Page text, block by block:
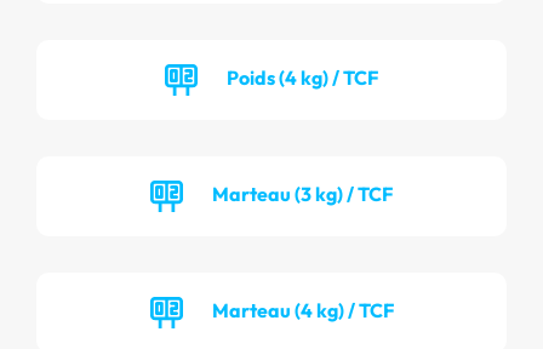
Poids (4 kg) / TCF
Marteau (3 kg) / TCF
Marteau (4 kg) / TCF